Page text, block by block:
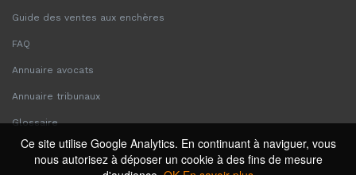
Ce site utilise Google Analytics. En continuant à naviguer, vous
nous autorisez à déposer un cookie à des fins de mesure
Guide des ventes aux enchères
FAQ
Annuaire avocats
Annuaire tribunaux
Glossaire